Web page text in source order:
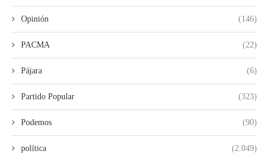
Opinión (146)
PACMA (22)
Pájara (6)
Partido Popular (323)
Podemos (90)
política (2.049)